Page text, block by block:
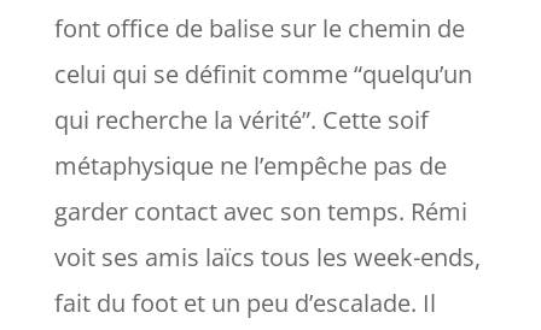
font office de balise sur le chemin de
celui qui se définit comme “quelqu’un
qui recherche la vérité”. Cette soif
métaphysique ne l’empêche pas de
garder contact avec son temps. Rémi
voit ses amis laïcs tous les week-ends,
fait du foot et un peu d’escalade. Il